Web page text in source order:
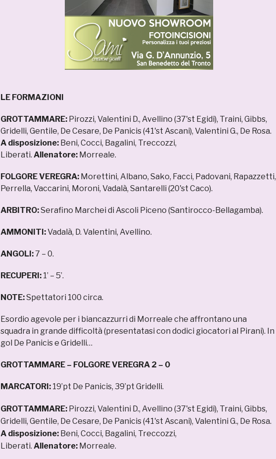
LE FORMAZIONI
GROTTAMMARE: Pirozzi, Valentini D., Avellino (37'st Egidi), Traini, Gibbs,
Gridelli, Gentile, De Cesare, De Panicis (41'st Ascani), Valentini G., De Rosa.
A disposizione: Beni, Cocci, Bagalini, Treccozzi,
Liberati. Allenatore: Morreale.
FOLGORE VEREGRA: Morettini, Albano, Sako, Facci, Padovani, Rapazzetti,
Perrella, Vaccarini, Moroni, Vadalà, Santarelli (20'st Caco).
ARBITRO:Serafino Marchei di Ascoli Piceno (Santirocco-Bellagamba).
AMMONITI:Vadalà, D. Valentini, Avellino.
ANGOLI:7 – 0.
RECUPERI: 1’ – 5’.
NOTE:Spettatori 100 circa.
Esordio agevole per i biancazzurri di Morreale che affrontano una
squadra in grande difficoltà (presentatasi con dodici giocatori al Pirani). In
gol De Panicis e Gridelli…
GROTTAMMARE – FOLGORE VEREGRA 2 – 0
MARCATORI: 19’pt De Panicis, 39’pt Gridelli.
GROTTAMMARE: Pirozzi, Valentini D., Avellino (37'st Egidi), Traini, Gibbs,
Gridelli, Gentile, De Cesare, De Panicis (41'st Ascani), Valentini G., De Rosa.
A disposizione: Beni, Cocci, Bagalini, Treccozzi,
Liberati. Allenatore: Morreale.